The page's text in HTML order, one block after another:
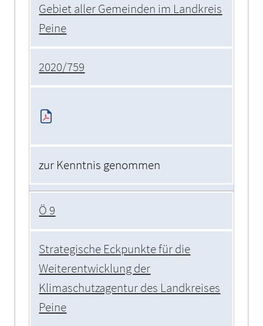
Gebiet aller Gemeinden im Landkreis
Peine
2020/759
zur Kenntnis genommen
Ö 9
Strategische Eckpunkte für die
Weiterentwicklung der
Klimaschutzagentur des Landkreises
Peine